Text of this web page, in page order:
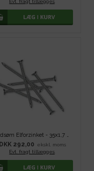
Evt. fragt tillægges
Trådsøm Elforzinket - 35x1,7 mm
DKK 292,00
ekskl. moms
Evt. fragt tillægges